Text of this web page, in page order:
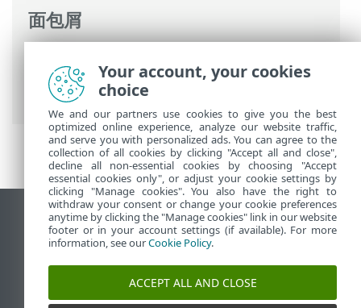
面包屑
规格> 受支持的 Web 浏览器、ESET 安全应
用程序和语言
查看桌面站点
End of Life
ESET 知识库
Your account, your cookies
choice
We and our partners use cookies to give you the best
optimized online experience, analyze our website traffic,
and serve you with personalized ads. You can agree to the
collection of all cookies by clicking "Accept all and close",
decline all non-essential cookies by choosing "Accept
essential cookies only", or adjust your cookie settings by
clicking "Manage cookies". You also have the right to
withdraw your consent or change your cookie preferences
anytime by clicking the "Manage cookies" link in our website
footer or in your account settings (if available). For more
information, see ourCookie Policy.
ACCEPT ALL AND CLOSE